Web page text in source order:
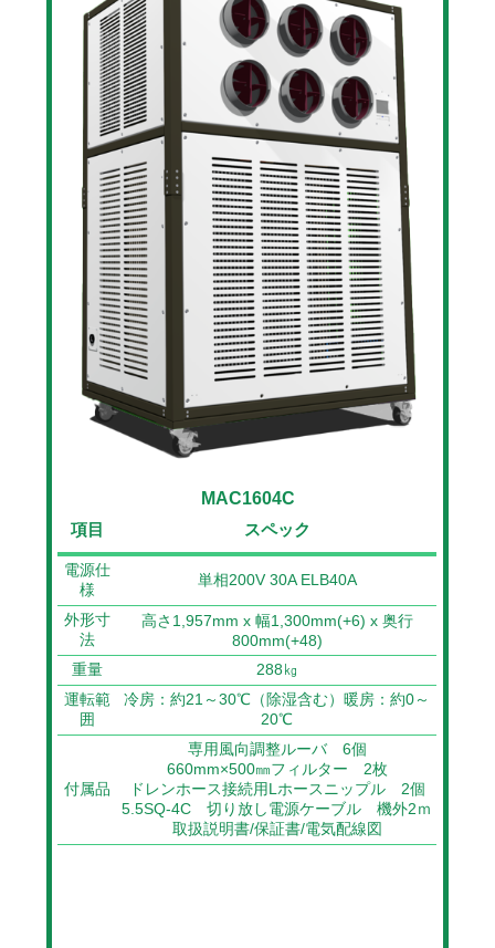
MAC1604C
項目
スペック
電源仕
様
単相200V 30A ELB40A
外形寸
法
高さ1,957mm x 幅1,300mm(+6) x 奥行
800mm(+48)
重量
288㎏
運転範
囲
冷房：約21～30℃（除湿含む）暖房：約0～
20℃
付属品
専用風向調整ルーバ 6個
660mm×500㎜フィルター 2枚
ドレンホース接続用Lホースニップル 2個
5.5SQ-4C 切り放し電源ケーブル 機外2ｍ
取扱説明書/保証書/電気配線図